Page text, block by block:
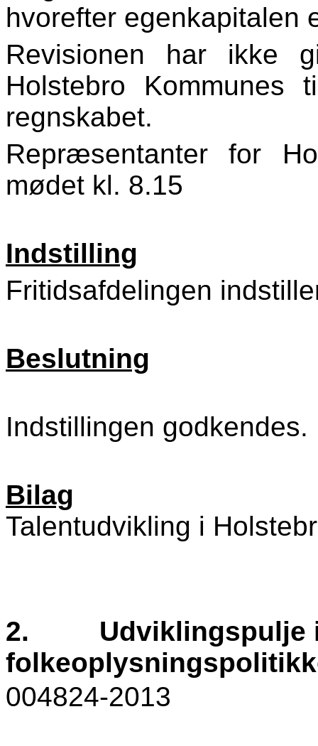
hvorefter egenkapitalen
Revisionen har ikke
Holstebro Kommunes
regnskabet.
Repræsentanter for
mødet kl. 8.15
Indstilling
Fritidsafdelingen
Beslutning
Indstillingen godkendes.
Bilag
Talentudvikling i
2.
Udviklingspulje
004824-2013